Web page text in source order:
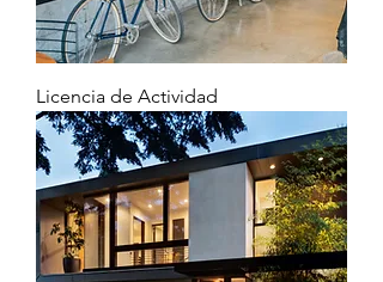
Licencia de Actividad